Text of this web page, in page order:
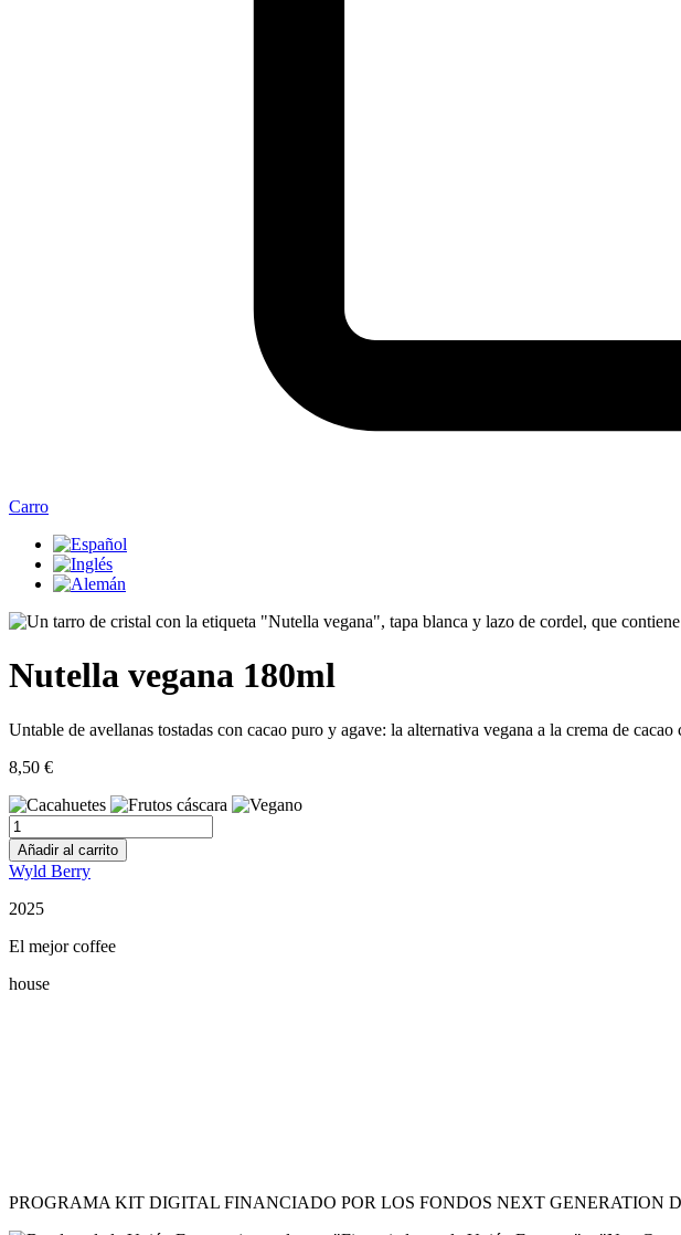
Carro
Nutella vegana 180ml
Untable de avellanas tostadas con cacao puro y agave: la alternativa vegana a la crema de
8,50 €
Nutella
vegana
180ml
cantidad
Añadir al carrito
Wyld Berry
2025
El mejor coffee
house
PROGRAMA KIT DIGITAL FINANCIADO POR LOS FONDOS NEXT GENERATION